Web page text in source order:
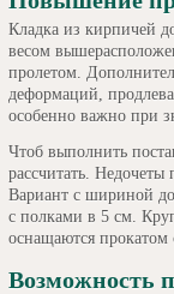
Кладка из кирпичей
весом
пролетом.
деформаций,
особенно важно при
Чтоб выполнить
рассчитать.
Вариант с шириной
с полками в 5 см.
оснащаются
Возможность